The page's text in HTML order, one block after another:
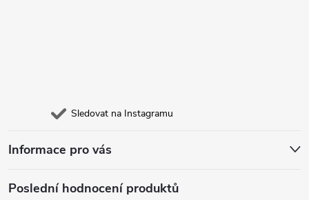
Sledovat na Instagramu
Informace pro vás
Poslední hodnocení produktů